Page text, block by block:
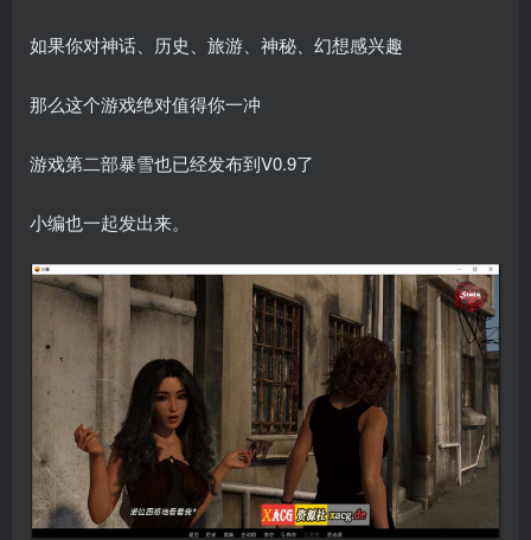
如果你对神话、历史、旅游、神秘、幻想感兴趣
那么这个游戏绝对值得你一冲
游戏第二部暴雪也已经发布到V0.9了
小编也一起发出来。